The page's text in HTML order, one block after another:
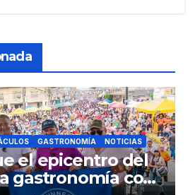
GASTRONOMÍA NOTICIAS
el epicentro del
gastronomía con